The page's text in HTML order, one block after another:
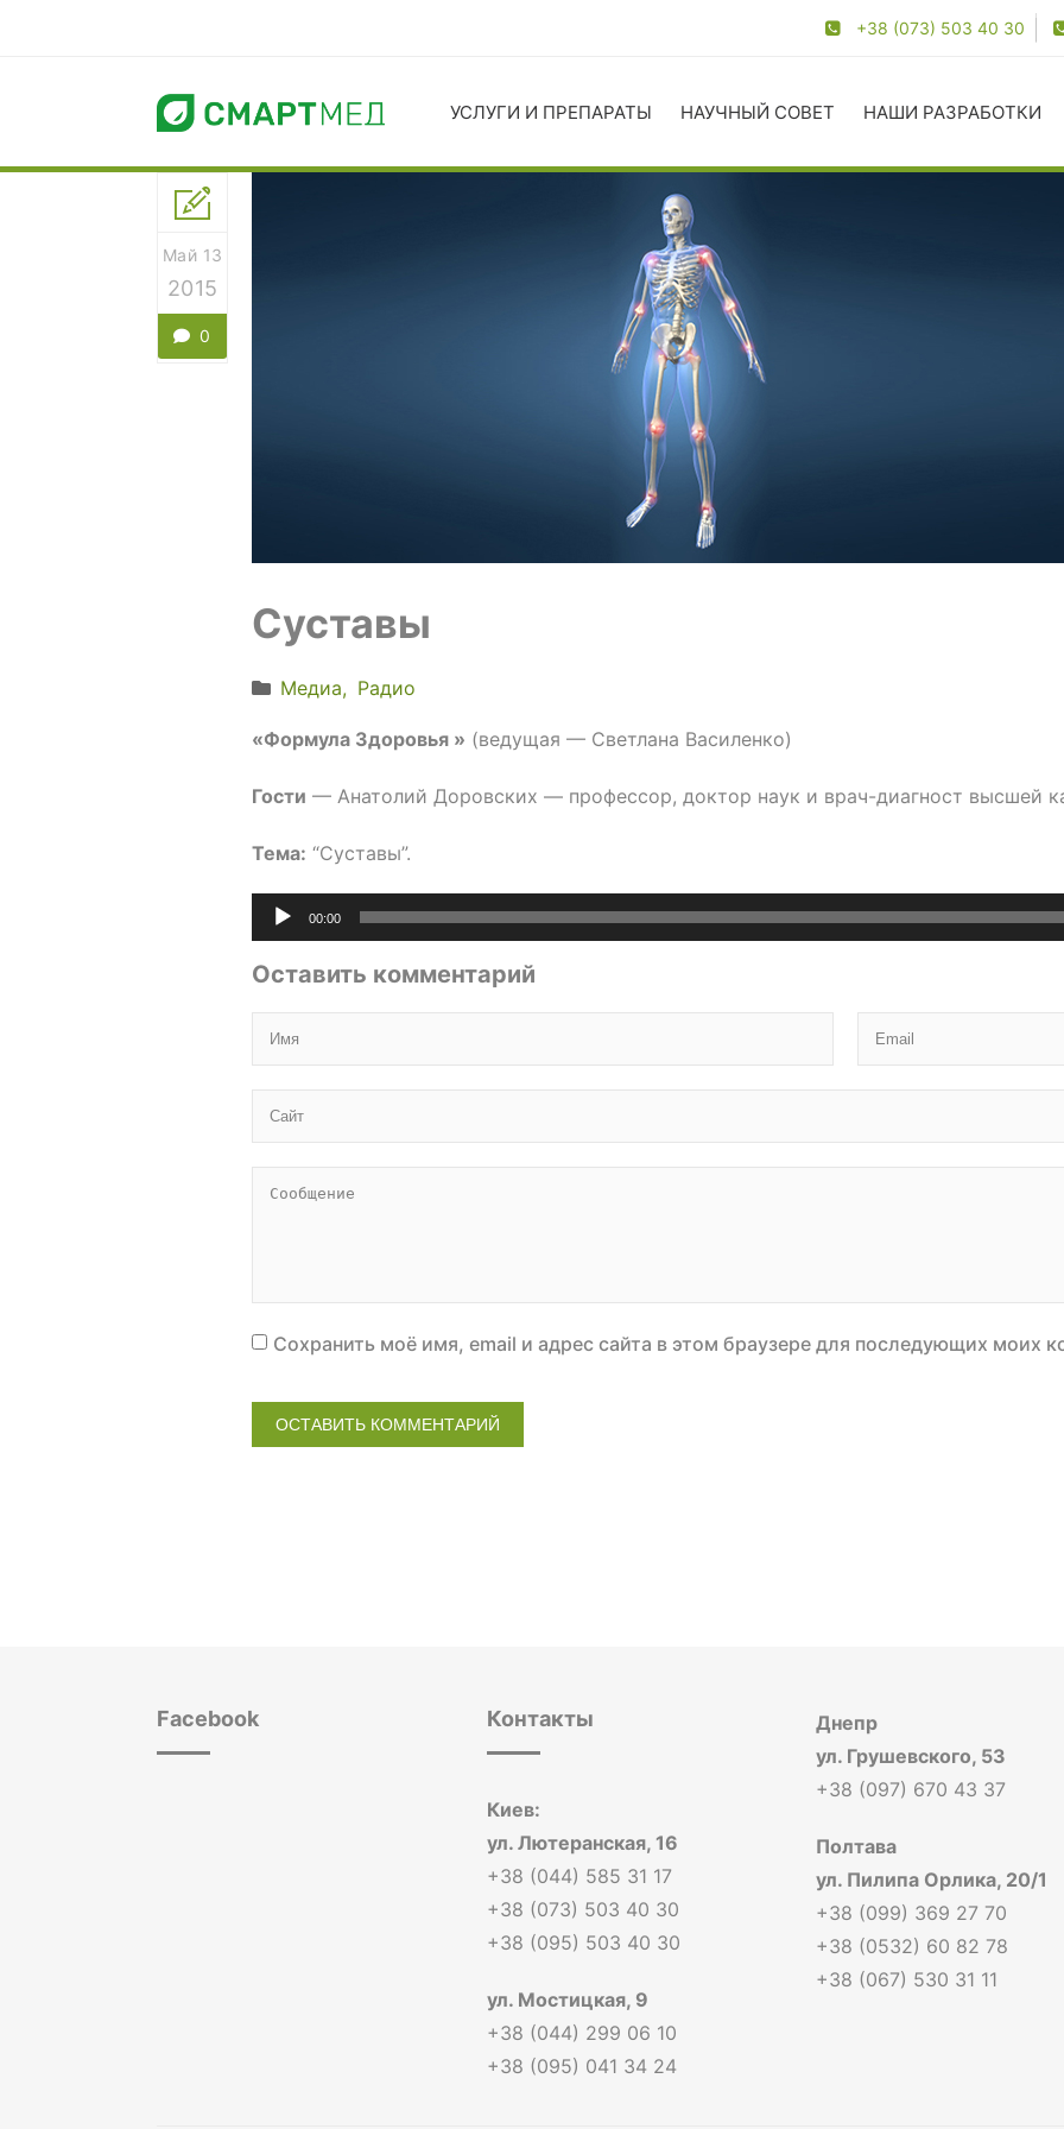
+38 (073) 503 40 30
УСЛУГИ И ПРЕПАРАТЫ НАУЧНЫЙ СОВЕТ НАШИ РАЗРАБОТКИ
Май 13
2015
0
Суставы
Медиа Радио
«Формула Здоровья » (ведущая — Светлана Василенко)
Гости — Анатолий Доровских — профессор, доктор наук и врач-диагност высшей
Тема: “Суставы”.
Аудиоплеер
00:00
Оставить комментарий
Сохранить моё имя, email и адрес сайта в этом браузере для последующих моих
Facebook Контакты
Киев:
ул. Лютеранская, 16
+38 (044) 585 31 17
+38 (073) 503 40 30
+38 (095) 503 40 30
ул. Мостицкая, 9
+38 (044) 299 06 10
+38 (095) 041 34 24
Днепр
ул. Грушевского, 53
+38 (097) 670 43 37
Полтава
ул. Пилипа Орлика, 20/1
+38 (099) 369 27 70
+38 (0532) 60 82 78
+38 (067) 530 31 11